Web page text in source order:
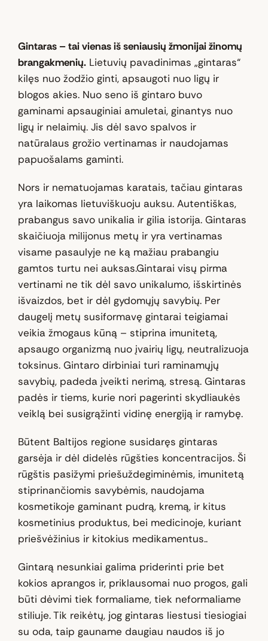
Gintaras – tai vienas iš seniausių žmonijai žinomų
brangakmenių.Lietuvių pavadinimas „gintaras“
kilęs nuo žodžio ginti, apsaugoti nuo ligų ir
blogos akies. Nuo seno iš gintaro buvo
gaminami apsauginiai amuletai, ginantys nuo
ligų ir nelaimių. Jis dėl savo spalvos ir
natūralaus grožio vertinamas ir naudojamas
papuošalams gaminti.
Nors ir nematuojamas karatais, tačiau gintaras
yra laikomas lietuviškuoju auksu. Autentiškas,
prabangus savo unikalia ir gilia istorija. Gintaras
skaičiuoja milijonus metų ir yra vertinamas
visame pasaulyje ne ką mažiau prabangiu
gamtos turtu nei auksas.Gintarai visų pirma
vertinami ne tik dėl savo unikalumo, išskirtinės
išvaizdos, bet ir dėl gydomųjų savybių. Per
daugelį metų susiformavę gintarai teigiamai
veikia žmogaus kūną – stiprina imunitetą,
apsaugo organizmą nuo įvairių ligų, neutralizuoja
toksinus. Gintaro dirbiniai turi raminamųjų
savybių, padeda įveikti nerimą, stresą. Gintaras
padės ir tiems, kurie nori pagerinti skydliaukės
veiklą bei susigrąžinti vidinę energiją ir ramybę.
Būtent Baltijos regione susidaręs gintaras
garsėja ir dėl didelės rūgšties koncentracijos. Ši
rūgštis pasižymi priešuždegiminėmis, imunitetą
stiprinančiomis savybėmis, naudojama
kosmetikoje gaminant pudrą, kremą, ir kitus
kosmetinius produktus, bei medicinoje, kuriant
priešvėžinius ir kitokius medikamentus..
Gintarą nesunkiai galima priderinti prie bet
kokios aprangos ir, priklausomai nuo progos, gali
būti dėvimi tiek formaliame, tiek neformaliame
stiliuje. Tik reikėtų, jog gintaras liestusi tiesiogiai
su oda, taip gauname daugiau naudos iš jo